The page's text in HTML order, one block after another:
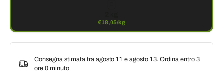
€18,05/kg
Consegna stimata tra agosto 11 e agosto 13. Ordina entro 3
ore 0 minuto